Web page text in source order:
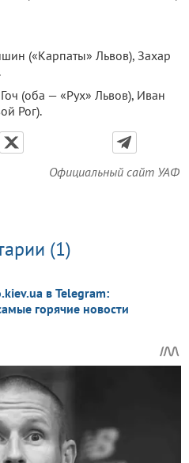
(«Карпаты» Львов), Захар
(оба — «Рух» Львов), Иван
Рог).
Официальный сайт УАФ
(1)
в Telegram:
горячие новости